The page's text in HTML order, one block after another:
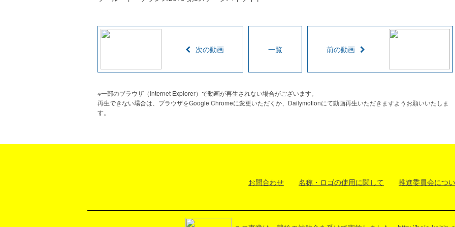
次の動画 一覧 前の動画
※一部のブラウザ（Internet Explorer）で動画が再生されない場合がございます。
再生できない場合は、ブラウザをGoogle Chromeに変更いただくか、Dailymotionにて動画再生いただきますようお願いいたしま
す。
お問合わせ 名称・ロゴの使用に関して 推進委員会につ